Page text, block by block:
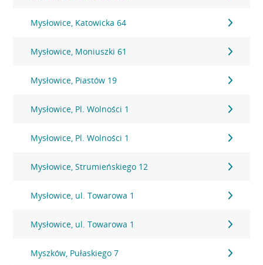
Mysłowice, Katowicka 64
Mysłowice, Moniuszki 61
Mysłowice, Piastów 19
Mysłowice, Pl. Wolności 1
Mysłowice, Pl. Wolności 1
Mysłowice, Strumieńskiego 12
Mysłowice, ul. Towarowa 1
Mysłowice, ul. Towarowa 1
Myszków, Pułaskiego 7